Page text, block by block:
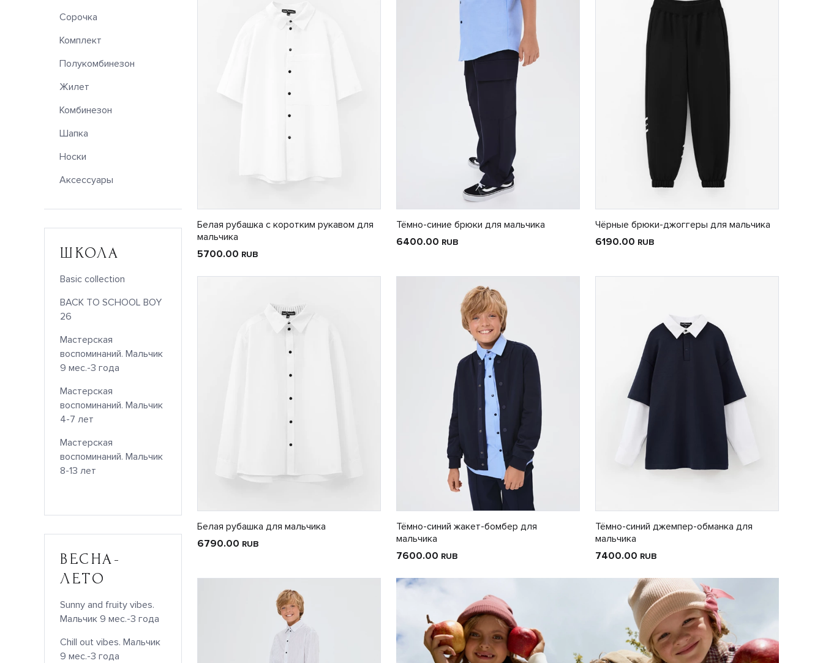
Сорочка
Комплект
Полукомбинезон
Жилет
Комбинезон
Шапка
Носки
Аксессуары
ШКОЛА
Basic collection
BACK TO SCHOOL BOY
26
Мастерская
воспоминаний. Мальчик
9 мес.-3 года
Мастерская
воспоминаний. Мальчик
4-7 лет
Мастерская
воспоминаний. Мальчик
8-13 лет
ВЕСНА-
ЛЕТО
Sunny and fruity vibes.
Мальчик 9 мес.-3 года
Chill out vibes. Мальчик
9 мес.-3 года
Белая рубашка с коротким рукавом для
мальчика
5700.00 RUB
Тёмно-синие брюки для мальчика
6400.00 RUB
Чёрные брюки-джоггеры для мальчика
6190.00 RUB
Белая рубашка для мальчика
6790.00 RUB
Тёмно-синий жакет-бомбер для
мальчика
7600.00 RUB
Тёмно-синий джемпер-обманка для
мальчика
7400.00 RUB